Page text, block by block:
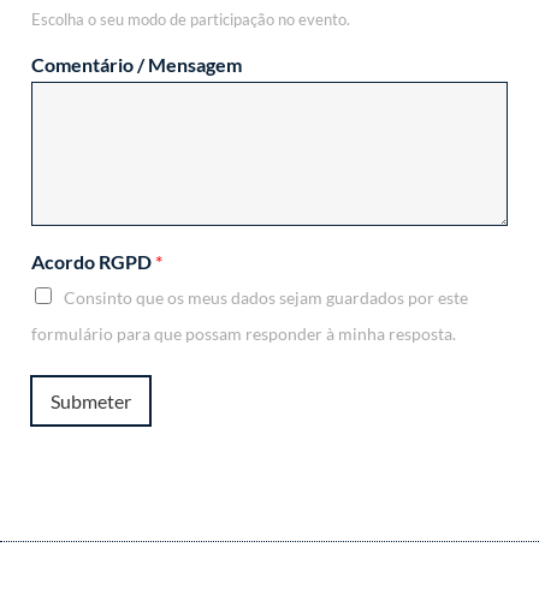
Escolha o seu modo de participação no evento.
Comentário / Mensagem
Acordo RGPD *
Consinto que os meus dados sejam guardados por este
formulário para que possam responder à minha resposta.
Submeter